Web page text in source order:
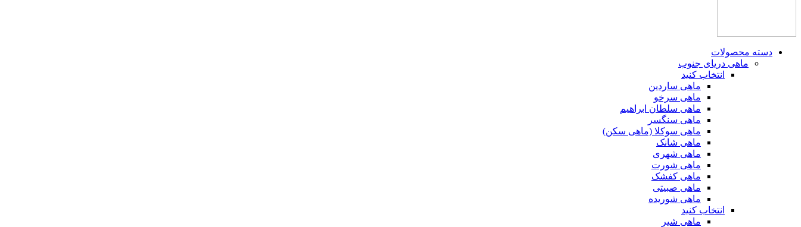
دسته محصولات
ماهی دریای جنوب
انتخاب کنید
ماهی ساردین
ماهی سرخو
ماهی سلطان ابراهیم
ماهی سنگسر
ماهی سوکلا (ماهی سکن)
ماهی شانک
ماهی شهری
ماهی شورت
ماهی کفشک
ماهی صبیتی
ماهی شوریده
انتخاب کنید
ماهی شیر